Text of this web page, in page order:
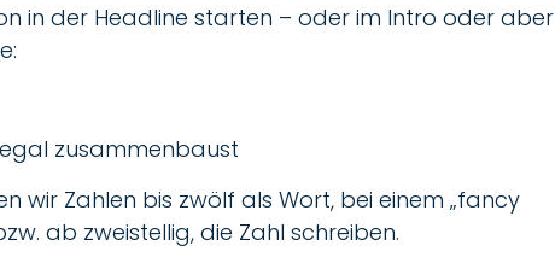
in der Headline starten – oder im Intro oder aber
zusammenbaust
wir Zahlen bis zwölf als Wort, bei einem „fancy
ab zweistellig, die Zahl schreiben.